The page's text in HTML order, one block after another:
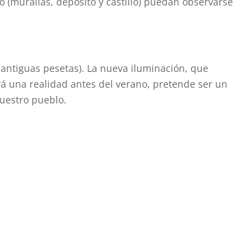
pesetas). La nueva iluminación, que
una realidad antes del verano, pretende ser un
pueblo.